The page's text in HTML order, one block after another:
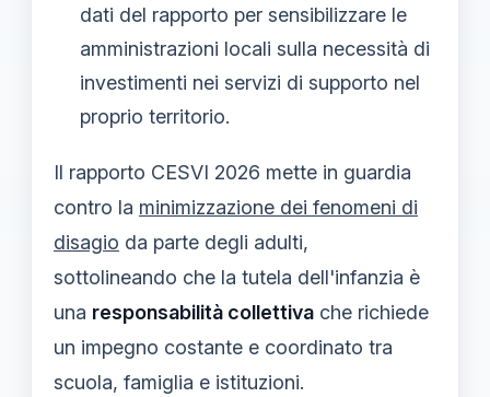
dati del rapporto per sensibilizzare le
amministrazioni locali sulla necessità di
investimenti nei servizi di supporto nel
proprio territorio.
Il rapporto CESVI 2026 mette in guardia
contro la minimizzazione dei fenomeni di
disagio da parte degli adulti,
sottolineando che la tutela dell'infanzia è
una responsabilità collettiva che richiede
un impegno costante e coordinato tra
scuola, famiglia e istituzioni.